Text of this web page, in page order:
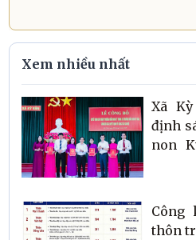
Xem nhiều nhất
Xã
định
non
Công
thôn